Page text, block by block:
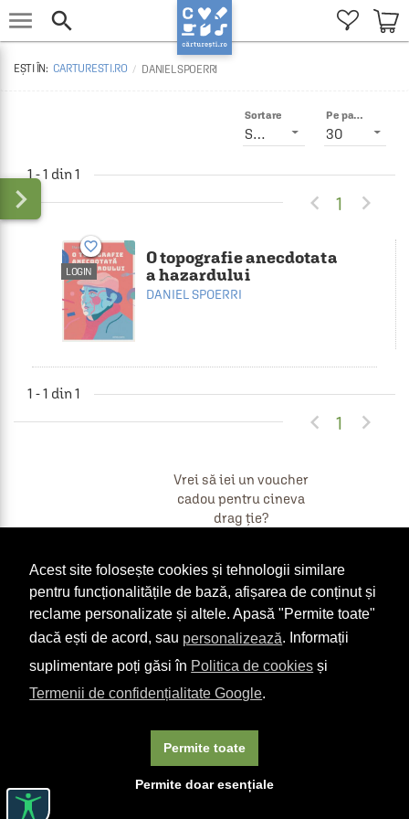
Acest site folosește cookies și tehnologii similare
pentru funcționalitățile de bază, afișarea de conținut și
reclame personalizate și altele. Apasă "Permite toate"
dacă ești de acord, sau personalizează. Informații
suplimentare poți găsi în Politica de cookies și
Termenii de confidențialitate Google.
Permite doar esențiale
Permite toate
 
CARTURESTI.RO DANIEL SPOERRI

Pe pagină
30
Sortare
Smart
1 - 1 din 1
 1 
favorite_border
O topografie anecdotata
a hazardului
DANIEL SPOERRI
LOGIN
1 - 1 din 1
 1 
Vrei să iei un voucher
cadou pentru cineva
drag ție?
COMANDĂ-L AICI
Termeni & condiții